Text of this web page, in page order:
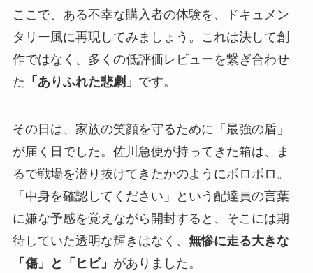
ここで、ある不幸な購入者の体験を、ドキュメン
タリー風に再現してみましょう。これは決して創
作ではなく、多くの低評価レビューを繋ぎ合わせ
た 「ありふれた悲劇」 です。
その日は、家族の笑顔を守るために「最強の盾」
が届く日でした。佐川急便が持ってきた箱は、ま
るで戦場を潜り抜けてきたかのようにボロボロ。
「中身を確認してください」という配達員の言葉
に嫌な予感を覚えながら開封すると、そこには期
待していた透明な輝きはなく、 無惨に走る大きな
「傷」と「ヒビ」 がありました。